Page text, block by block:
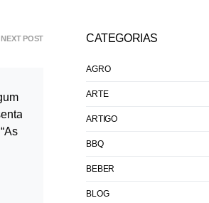
NEXT POST CATEGORIAS
AGRO
ARTE
ARTIGO
BBQ
BEBER
BLOG